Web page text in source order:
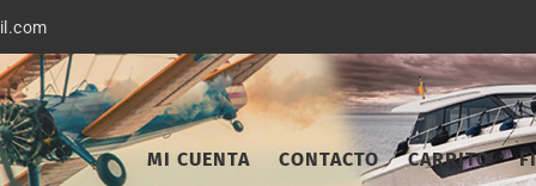
MI CUENTA CONTACTO CARRITO